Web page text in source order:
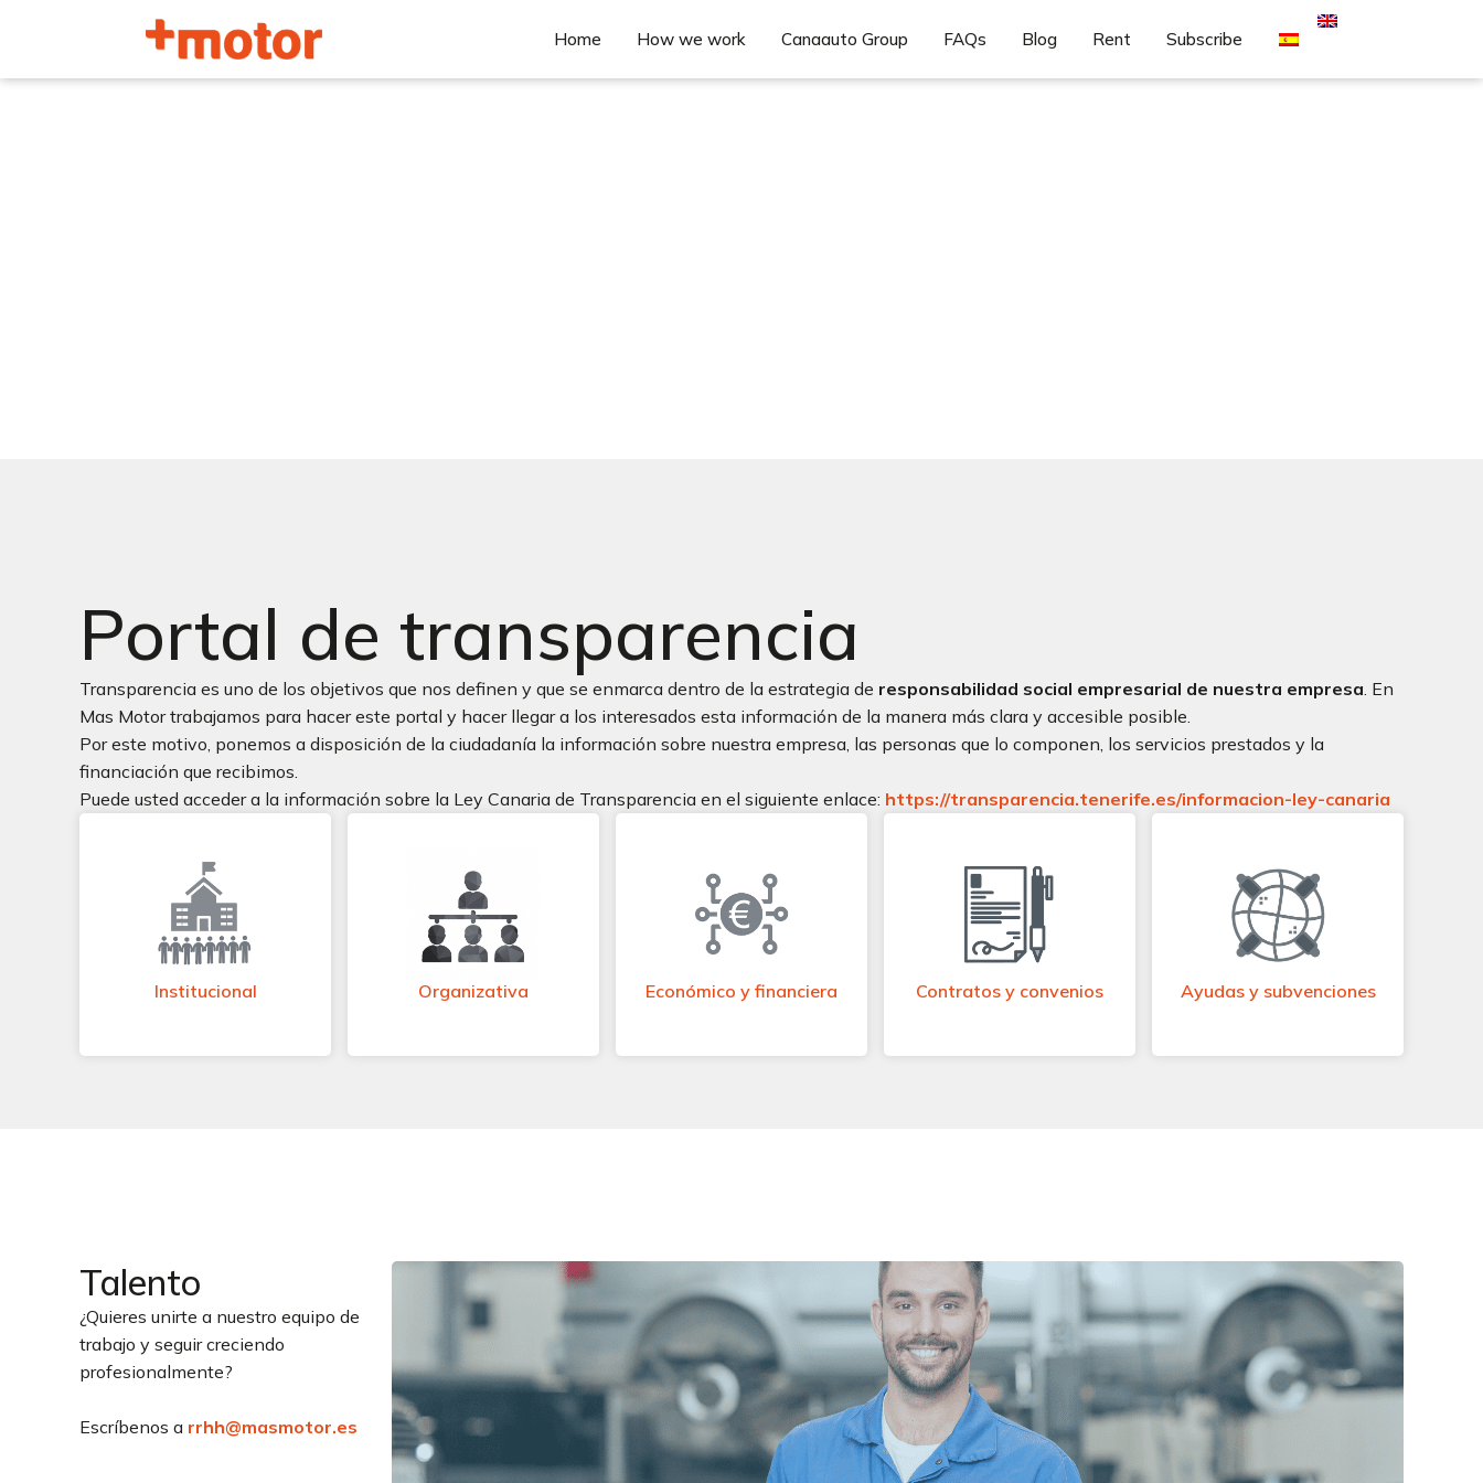
Home How we work Canaauto Group FAQs Blog Rent Subscribe
Portal de transparencia
Transparencia es uno de los objetivos que nos definen y que se enmarca dentro de la estrategia de responsabilidad social empresarial de nuestra empresa . En
Mas Motor trabajamos para hacer este portal y hacer llegar a los interesados esta información de la manera más clara y accesible posible.
Por este motivo, ponemos a disposición de la ciudadanía la información sobre nuestra empresa, las personas que lo componen, los servicios prestados y la
financiación que recibimos.
Puede usted acceder a la información sobre la Ley Canaria de Transparencia en el siguiente enlace: https://transparencia.tenerife.es/informacion-ley-canaria
Institucional Organizativa Económico y financiera Contratos y convenios Ayudas y subvenciones
Talento
¿Quieres unirte a nuestro equipo de
trabajo y seguir creciendo
profesionalmente?
Escríbenos a rrhh@masmotor.es